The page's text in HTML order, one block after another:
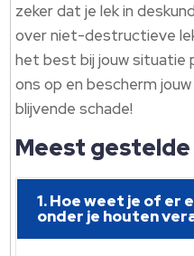
zeker dat je lek in
over niet-destructieve
het best bij jouw
ons op en bescherm
blijvende schade!
Meest
1. Hoe weet je of er
onder je houten